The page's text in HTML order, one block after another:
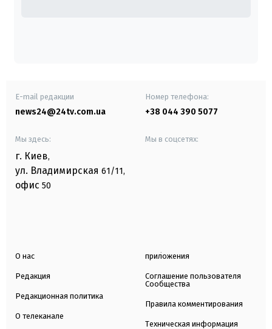
E-mail редакции
news24@24tv.com.ua
Номер телефона:
+38 044 390 5077
Мы здесь:
г. Киев,
ул. Владимирская 61/11,
офис 50
Мы в соцсетях:
О нас
Редакция
Редакционная политика
О телеканале
приложения
Соглашение пользователя
Сообщества
Правила комментирования
Техническая информация